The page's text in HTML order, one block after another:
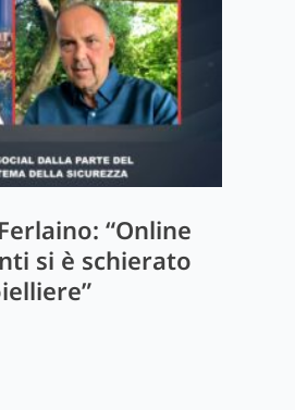
“Online
si è schierato